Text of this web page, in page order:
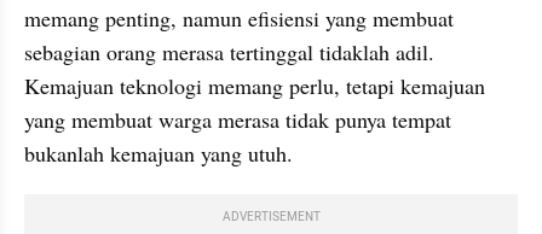
memang penting, namun efisiensi yang membuat
sebagian orang merasa tertinggal tidaklah adil.
Kemajuan teknologi memang perlu, tetapi kemajuan
yang membuat warga merasa tidak punya tempat
bukanlah kemajuan yang utuh.
ADVERTISEMENT